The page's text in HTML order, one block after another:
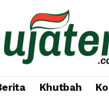
Khutbah